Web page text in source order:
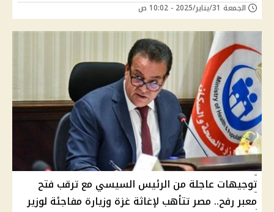
الجمعة 31/يناير/2025 - 10:02 ص
توجيهات عاجلة من الرئيس السيسي مع ترقب فتح
معبر رفح.. مصر تتأهب لإغاثة غزة وزيارة مفاجئة لوزير